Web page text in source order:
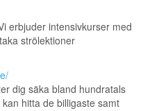
erbjuder intensivkurser med
strölektioner
dig säka bland hundratals
hitta de billigaste samt